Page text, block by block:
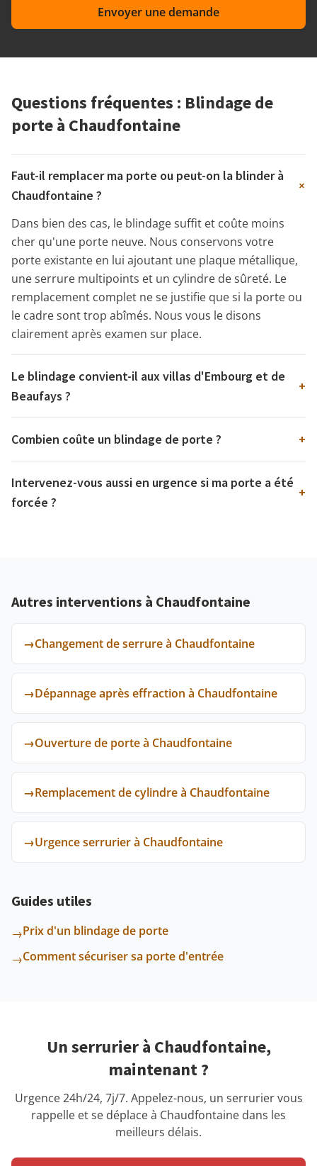
Envoyer une demande
Questions fréquentes : Blindage de
porte à Chaudfontaine
Faut-il remplacer ma porte ou peut-on la blinder à
Chaudfontaine ?
+
Dans bien des cas, le blindage suffit et coûte moins
cher qu'une porte neuve. Nous conservons votre
porte existante en lui ajoutant une plaque métallique,
une serrure multipoints et un cylindre de sûreté. Le
remplacement complet ne se justifie que si la porte ou
le cadre sont trop abîmés. Nous vous le disons
clairement après examen sur place.
Le blindage convient-il aux villas d'Embourg et de
Beaufays ?
+
Combien coûte un blindage de porte ? +
Intervenez-vous aussi en urgence si ma porte a été
forcée ?
+
Autres interventions à Chaudfontaine
→Changement de serrure à Chaudfontaine
→Dépannage après effraction à Chaudfontaine
→Ouverture de porte à Chaudfontaine
→Remplacement de cylindre à Chaudfontaine
→Urgence serrurier à Chaudfontaine
Guides utiles
→Prix d'un blindage de porte
→Comment sécuriser sa porte d'entrée
Un serrurier à Chaudfontaine,
maintenant ?
Urgence 24h/24, 7j/7. Appelez-nous, un serrurier vous
rappelle et se déplace à Chaudfontaine dans les
meilleurs délais.